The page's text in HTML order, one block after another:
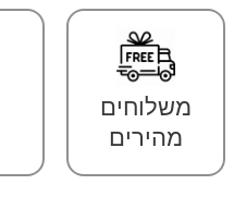
משלוחים
מהירים